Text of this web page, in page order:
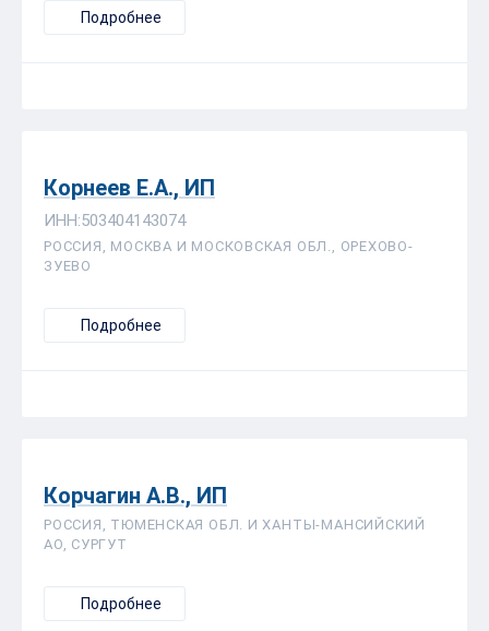
Подробнее
Корнеев Е.А., ИП
ИНН:503404143074
РОССИЯ, МОСКВА И МОСКОВСКАЯ ОБЛ., ОРЕХОВО-
ЗУЕВО
Подробнее
Корчагин А.В., ИП
РОССИЯ, ТЮМЕНСКАЯ ОБЛ. И ХАНТЫ-МАНСИЙСКИЙ
АО, СУРГУТ
Подробнее